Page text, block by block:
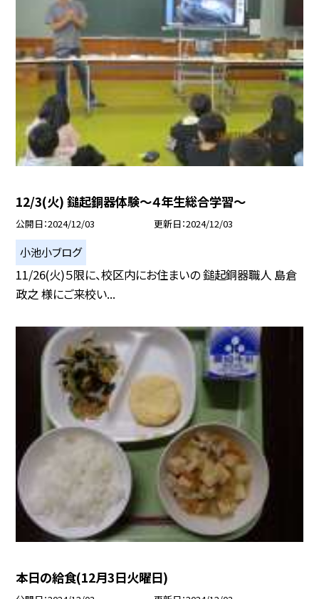
12/3(火) 鎚起銅器体験〜４年生総合学習〜
公開日 2024/12/03 更新日 2024/12/03
小池小ブログ
11/26(火)５限に、校区内にお住まいの 鎚起銅器職人 島倉
政之 様にご来校い...
本日の給食(12月3日火曜日)